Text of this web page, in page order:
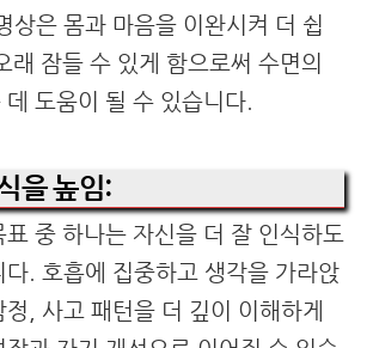
상은 몸과 마음을 이완시켜 더 쉽
래 잠들 수 있게 함으로써 수면의
도움이 될 수 있습니다.
을 높임:
표 중 하나는 자신을 더 잘 인식하도
. 호흡에 집중하고 생각을 가라앉
, 사고 패턴을 더 깊이 이해하게